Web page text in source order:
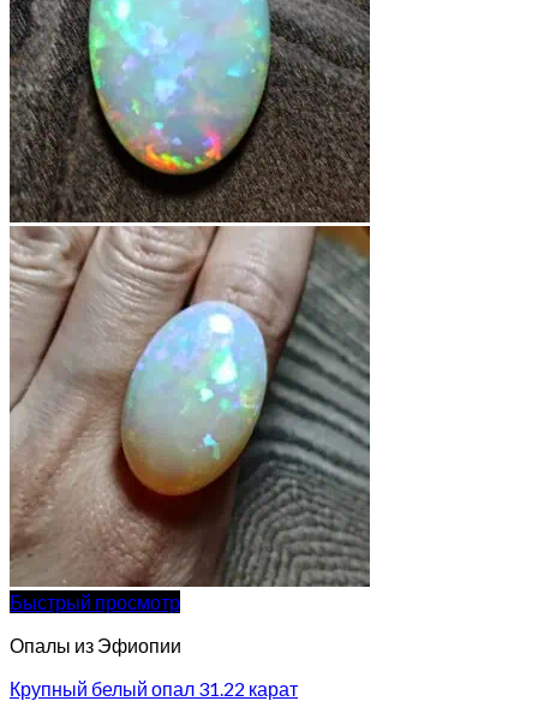
Быстрый просмотр
Опалы из Эфиопии
Крупный белый опал 31.22 карат